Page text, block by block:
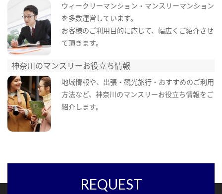
ウィークリーマンション・マンスリーマンション
を多数運営しています。
お客様のご利用目的に応じて、幅広くご紹介させ
て頂きます。
神奈川のマンスリーお役立ち情報
地域情報や、出張・観光旅行・おすすめのご利用
方法など、神奈川のマンスリーお役立ち情報をご
紹介します。
REQUEST